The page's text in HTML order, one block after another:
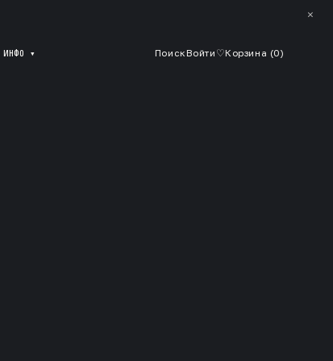
✕
ИНФО ▾ ПоискВойти ♡Корзина (0)